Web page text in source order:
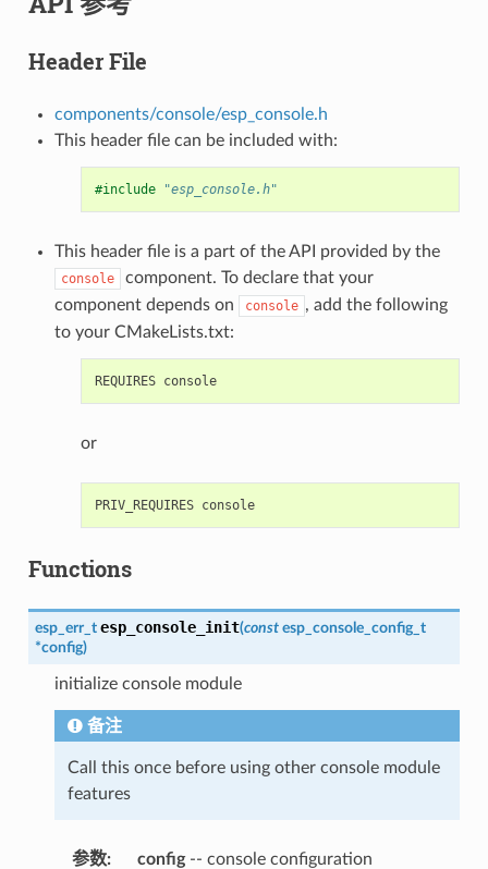
Header File
components/console/esp_console.h
This header file can be included with:
#include "esp_console.h"
This header file is a part of the API provided by the
console
component. To declare that your
component depends on
console , add the following
to your CMakeLists.txt:
REQUIRES console
or
PRIV_REQUIRES console
Functions
esp_err_t esp_console_init(const esp_console_config_t
*config)
initialize console module
备注
Call this once before using other console module
features
参数: config-- console configuration